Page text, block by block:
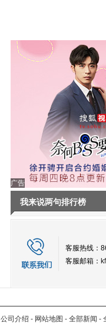
广告
我来说两句排行榜
客服热线：
客服邮箱：
公司介绍 - 网站地图 - 全部新闻 -